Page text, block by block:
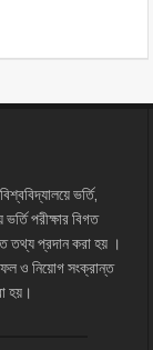
ভর্তি,
পরীক্ষার বিগত
তথ্য প্রদান করা হয় ।
ও নিয়োগ সংক্রান্ত
হয়।